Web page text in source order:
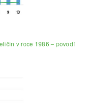
v roce 1986 – povodí